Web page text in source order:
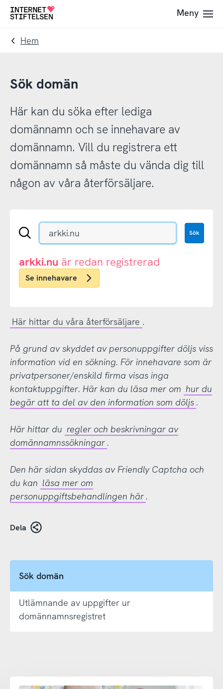
Till
navigering
Till
innehåll
Till
Meny
Hem
Sök domän
Här kan du söka efter lediga
domännamn och se innehavare av
domännamn. Vill du registrera ett
domännamn så måste du vända dig till
någon av våra återförsäljare.
Sök
eller
.nu-
domän
Sök
arkki.nu är redan registrerad
Se innehavare
Här hittar du våra återförsäljare .
På grund av skyddet av personuppgifter döljs viss
information vid en sökning. För innehavare som är
privatpersoner/enskild firma visas inga
kontaktuppgifter. Här kan du läsa mer om hur du
begär att ta del av den information som döljs .
Här hittar du regler och beskrivningar av
domännamnssökningar .
Den här sidan skyddas av Friendly Captcha och
du kan läsa mer om
personuppgiftsbehandlingen här .
Dela
Sök domän
Utlämnande av uppgifter ur
domännamnsregistret